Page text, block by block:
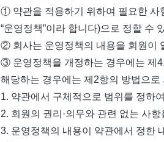
① 약관을 적용하기 위하여 필요한 사
“운영정책”이라 합니다)으로 정할 수
② 회사는 운영정책의 내용을 회원이
③ 운영정책을 개정하는 경우에는 제4
해당하는 경우에는 제2항의 방법으로
1. 약관에서 구체적으로 범위를 정하
2. 회원의 권리·의무와 관련 없는 사
3. 운영정책의 내용이 약관에서 정한